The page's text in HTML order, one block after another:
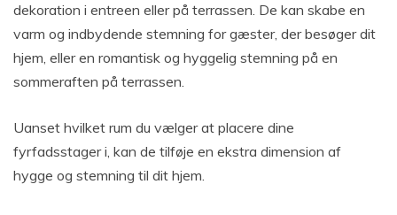
dekoration i entreen eller på terrassen. De kan skabe en
varm og indbydende stemning for gæster, der besøger dit
hjem, eller en romantisk og hyggelig stemning på en
sommeraften på terrassen.
Uanset hvilket rum du vælger at placere dine
fyrfadsstager i, kan de tilføje en ekstra dimension af
hygge og stemning til dit hjem.